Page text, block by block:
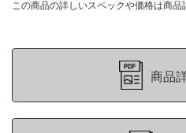
この商品の詳しいスペックや価格は商品
商品